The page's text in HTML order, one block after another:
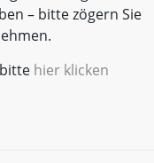
– bitte zögern Sie
hier klicken